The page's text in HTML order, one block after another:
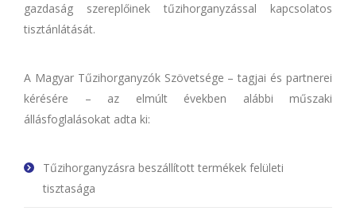
gazdaság szereplőinek tűzihorganyzással kapcsolatos
tisztánlátását.
A Magyar Tűzihorganyzók Szövetsége – tagjai és partnerei
kérésére – az elmúlt években alábbi műszaki
állásfoglalásokat adta ki:
Tűzihorganyzásra beszállított termékek felületi
tisztasága